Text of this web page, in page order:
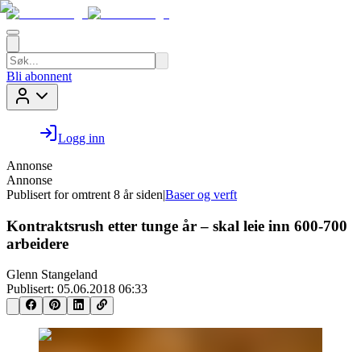
Bli abonnent
Logg inn
Annonse
Annonse
Publisert for omtrent 8 år siden|Baser og verft
Kontraktsrush etter tunge år – skal leie inn 600-700
arbeidere
Glenn Stangeland
Publisert: 05.06.2018 06:33